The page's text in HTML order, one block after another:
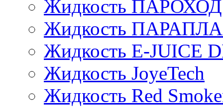
Жидкость ПАРОХОД
Жидкость
Жидкость E-JUIСE
Жидкость JoyeTech
Жидкость Red